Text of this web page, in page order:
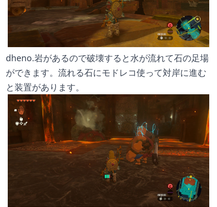
dheno.岩があるので破壊すると水が流れて石の足場
ができます。流れる石にモドレコ使って対岸に進む
と装置があります。